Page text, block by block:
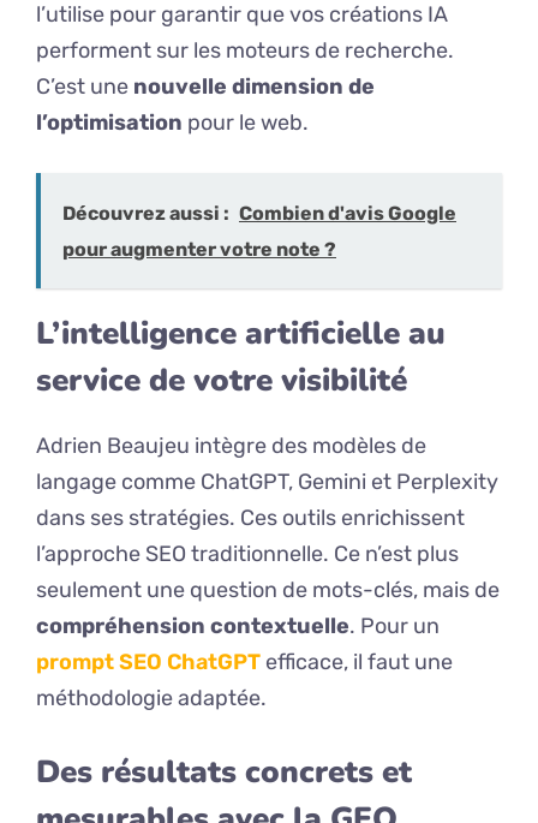
l’utilise pour garantir que vos créations IA
performent sur les moteurs de recherche.
C’est une nouvelle dimension de
l’optimisation pour le web.
Découvrez aussi : Combien d'avis Google
pour augmenter votre note ?
L’intelligence artificielle au
service de votre visibilité
Adrien Beaujeu intègre des modèles de
langage comme ChatGPT, Gemini et Perplexity
dans ses stratégies. Ces outils enrichissent
l’approche SEO traditionnelle. Ce n’est plus
seulement une question de mots-clés, mais de
compréhension contextuelle. Pour un
prompt SEO ChatGPT efficace, il faut une
méthodologie adaptée.
Des résultats concrets et